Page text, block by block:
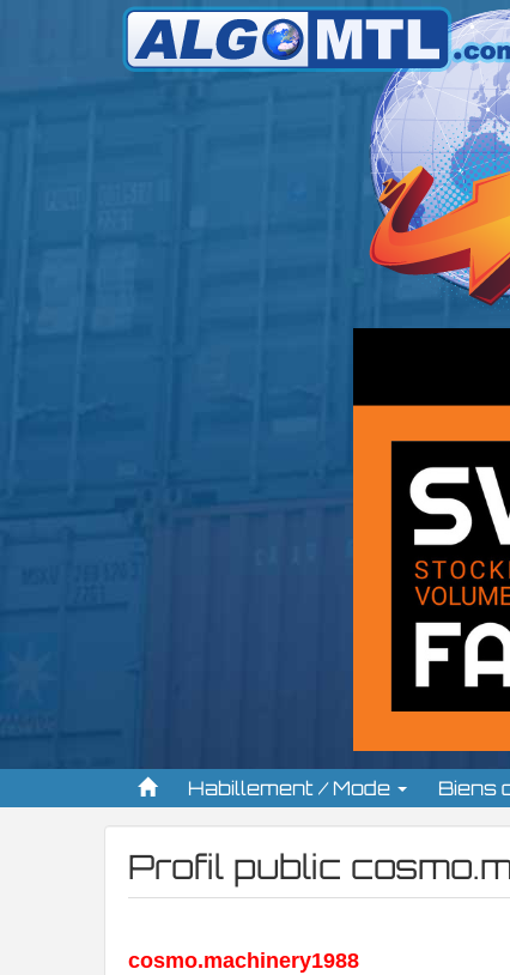
Habillement / Mode Biens
Profil public
cosmo.machinery1988